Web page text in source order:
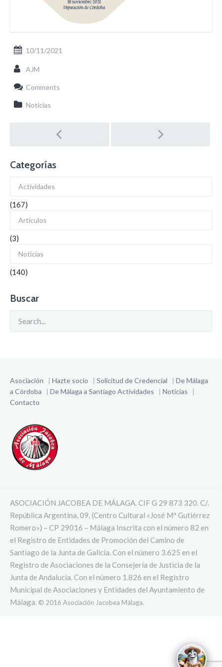
10/11/2021
AJM
Comments
Noticias
Post
navigation
Categorías
Actividades
(167)
Artículos
(3)
Noticias
(140)
Buscar
Asociación | Hazte socio | Solicitud de Credencial | De Málaga
a Córdoba | De Málaga a Santiago Actividades | Noticias |
Contacto
ASOCIACIÓN JACOBEA DE MÁLAGA. CIF G 29 873 320. C/.
República Argentina, 09. (Centro Cultural «José Mª Gutiérrez
Romero») – CP 29016 – Málaga Inscrita con el número 82 en
el Registro de Entidades de Promoción del Camino de
Santiago de la Junta de Galicia. Con el número 3.625 en el
Registro de Asociaciones de la Consejería de Justicia de la
Junta de Andalucía. Con el número 1.826 en el Registro
Municipal de Asociaciones y Entidades del Ayuntamiento de
Málaga. © 2016 Asociación Jacobea Málaga.